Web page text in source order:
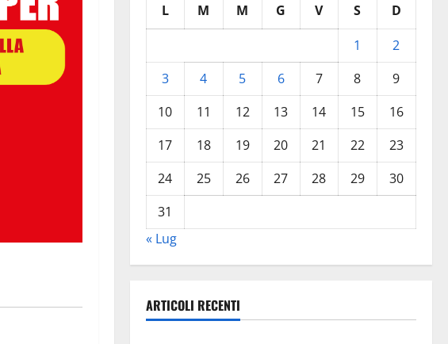
L M M G V S
D
1
2
3
4 5 6 7 8
9
10
11 12 13 14 15
16
17
18 19 20 21 22
23
24
25 26 27 28 29
30
31
« Lug
ARTICOLI RECENTI